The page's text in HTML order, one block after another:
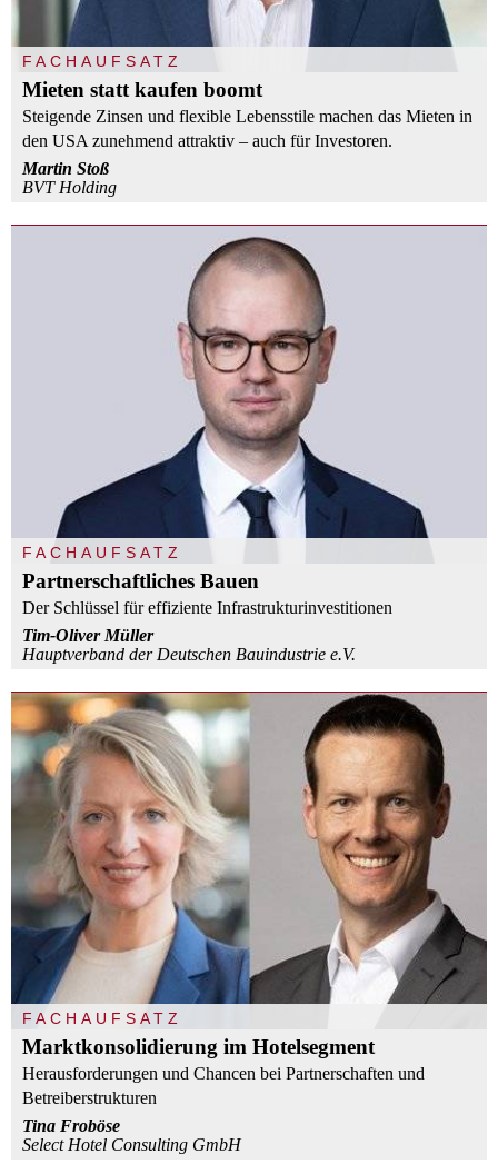
FACHAUFSATZ
Mieten statt kaufen boomt
Steigende Zinsen und flexible Lebensstile machen das Mieten in
den USA zunehmend attraktiv – auch für Investoren.
Martin Stoß
BVT Holding
FACHAUFSATZ
Partnerschaftliches Bauen
Der Schlüssel für effiziente Infrastrukturinvestitionen
Tim-Oliver Müller
Hauptverband der Deutschen Bauindustrie e.V.
FACHAUFSATZ
Marktkonsolidierung im Hotelsegment
Herausforderungen und Chancen bei Partnerschaften und
Betreiberstrukturen
Tina Froböse
Select Hotel Consulting GmbH